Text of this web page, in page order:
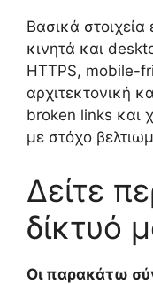
Βασικά
κινητά και
HTTPS, mobile-
αρχιτεκτονική
broken links και
με στόχο
Δείτε
δίκτυό
Οι παρακάτω